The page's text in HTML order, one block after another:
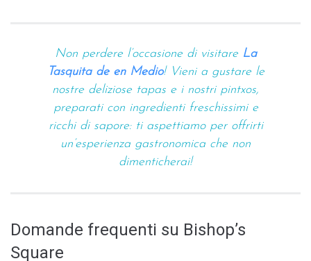
Non perdere l’occasione di visitare La
Tasquita de en Medio! Vieni a gustare le
nostre deliziose tapas e i nostri pintxos,
preparati con ingredienti freschissimi e
ricchi di sapore: ti aspettiamo per offrirti
un’esperienza gastronomica che non
dimenticherai!
Domande frequenti su Bishop’s
Square